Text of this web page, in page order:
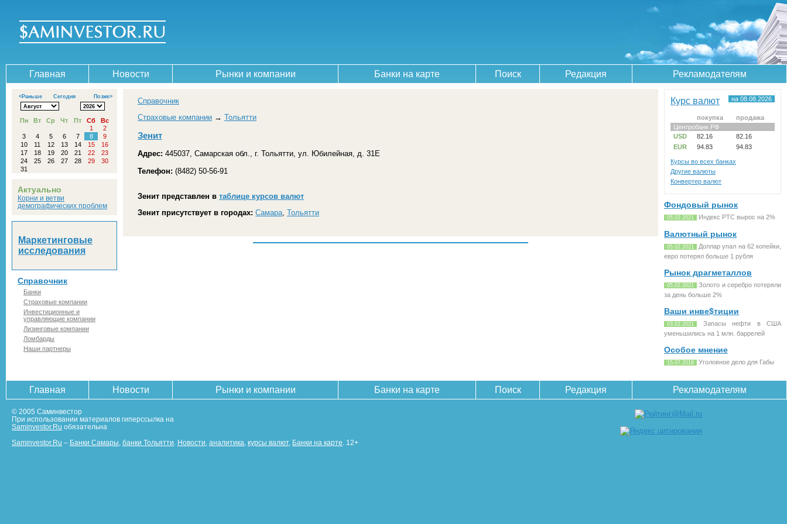
Главная Новости Рынки и компании Банки на карте Поиск Редакция Рекламодателям
<Раньше Сегодня Позже>
Пн Вт Ср Чт Пт Сб
Вс
1
2
3
4 5 6 7 8
9
10
11 12 13 14 15
16
17
18 19 20 21 22
23
24
25 26 27 28 29
30
31
Актуально
Корни и ветви
демографических проблем
Маркетинговые
исследования
Справочник
Банки
Страховые компании
Инвестиционные и
управляющие компании
Лизинговые компании
Ломбарды
Наши партнеры
Справочник
Страховые компании → Тольятти
Зенит
Адрес: 445037, Самарская обл., г. Тольятти, ул. Юбилейная, д. 31Е
Телефон: (8482) 50-56-91
Зенит представлен в таблице курсов валют
Зенит присутствует в городах: Самара, Тольятти
Курс валют на 08.08.2026
покупка
продажа
Центробанк РФ
USD
82.16
82.16
EUR
94.83 94.83
Курсы во всех банках
Другие валюты
Конвертер валют
Фондовый рынок
05.02.2021 Индекс РТС вырос на 2%
Валютный рынок
05.02.2021
Доллар упал на 62 копейки,
евро потерял больше 1 рубля
Рынок драгметаллов
05.02.2021
Золото и серебро потеряли
за день больше 2%
Ваши инве$тиции
03.02.2021
Запасы нефти в США
уменьшились на 1 млн. баррелей
Особое мнение
15.07.2018 Уголовное дело для Габы
Главная Новости Рынки и компании Банки на карте Поиск Редакция Рекламодателям
© 2005 Саминвестор
При использовании материалов гиперссылка на
Saminvestor.Ru обязательна
Saminvestor.Ru – Банки Самары банки Тольятти Новости аналитика курсы валют, Банки на карте . 12+